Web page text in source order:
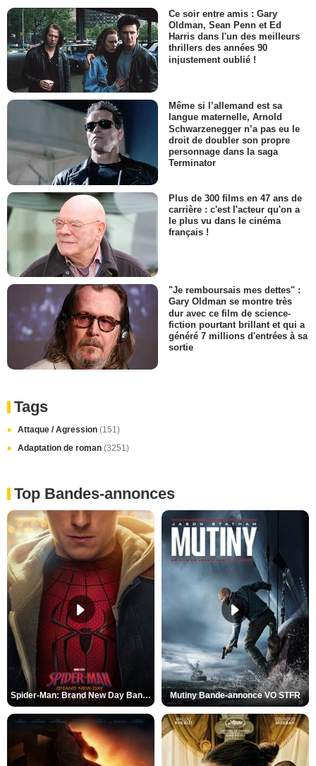
Ce soir entre amis : Gary
Oldman, Sean Penn et Ed
Harris dans l'un des meilleurs
thrillers des années 90
injustement oublié !
Même si l’allemand est sa
langue maternelle, Arnold
Schwarzenegger n’a pas eu le
droit de doubler son propre
personnage dans la saga
Terminator
Plus de 300 films en 47 ans de
carrière : c'est l'acteur qu'on a
le plus vu dans le cinéma
français !
"Je remboursais mes dettes" :
Gary Oldman se montre très
dur avec ce film de science-
fiction pourtant brillant et qui a
généré 7 millions d'entrées à sa
sortie
Tags
Attaque / Agression (151)
Adaptation de roman (3251)
Top Bandes-annonces
Spider-Man: Brand New Day Bande-annonce VO STFR Mutiny Bande-annonce VO STFR